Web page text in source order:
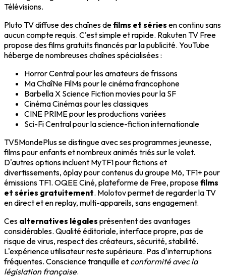
Télévisions.
Pluto TV diffuse des chaînes defilms et séries en continu sans
aucun compte requis. C'est simple et rapide. Rakuten TV Free
propose des films gratuits financés par la publicité. YouTube
héberge de nombreuses chaînes spécialisées :
Horror Central pour les amateurs de frissons
Ma ChaîNe FilMs pour le cinéma francophone
Barbella X Science Fiction movies pour la SF
Cinéma Cinémas pour les classiques
CINE PRIME pour les productions variées
Sci-Fi Central pour la science-fiction internationale
TV5MondePlus se distingue avec ses programmes jeunesse,
films pour enfants et nombreux animés triés sur le volet.
D'autres options incluent MyTF1 pour fictions et
divertissements, 6play pour contenus du groupe M6, TF1+ pour
émissions TF1. OQEE Ciné, plateforme de Free, proposefilms
et séries gratuitement. Molotov permet de regarder la TV
en direct et en replay, multi-appareils, sans engagement.
Ces alternatives légales présentent des avantages
considérables. Qualité éditoriale, interface propre, pas de
risque de virus, respect des créateurs, sécurité, stabilité.
L'expérience utilisateur reste supérieure. Pas d'interruptions
fréquentes. Conscience tranquille et conformité avec la
législation française.